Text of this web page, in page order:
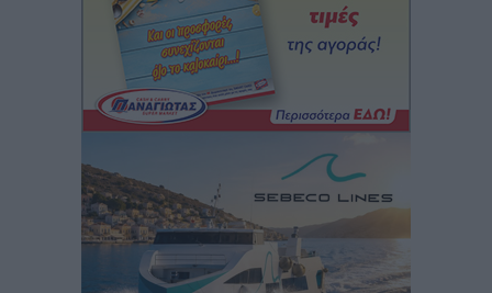
Τοπικές Ειδήσεις πριν 4 ώρες
Πάνθηρες: Ξεκίνησαν αισιόδοξοι για την παρθενική
“πτήση” τους
Αθλητικά• πριν 5 ώρες
Άρης Αρχαγγέλου: Στο πλευρό του άτυχου Ιάκωβου
Θωμά
Αθλητικά• πριν 5 ώρες